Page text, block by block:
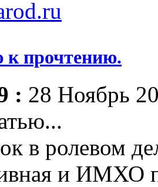
к прочтению.
: 28 Ноябрь
в ролевом
и ИМХО